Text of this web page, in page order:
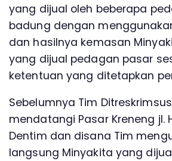
yang dijual oleh beberapa
badung dengan
dan hasilnya kemasan
yang dijual pedagan pasar
ketentuan yang ditetapkan
Sebelumnya Tim
mendatangi Pasar Kreneng jl.
Dentim dan disana Tim
langsung Minyakita yang